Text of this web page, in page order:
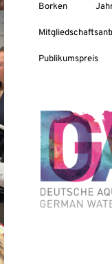
Borken
Publikumspreis